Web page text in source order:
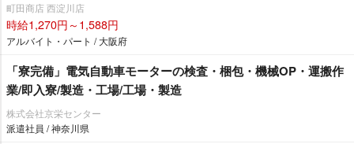
町田商店 西淀川店
時給1,270円～1,588円
アルバイト・パート / 大阪府
「寮完備」電気自動車モーターの検査・梱包・機械OP・運搬作
業/即入寮/製造・工場/工場・製造
株式会社京栄センター
派遣社員 / 神奈川県